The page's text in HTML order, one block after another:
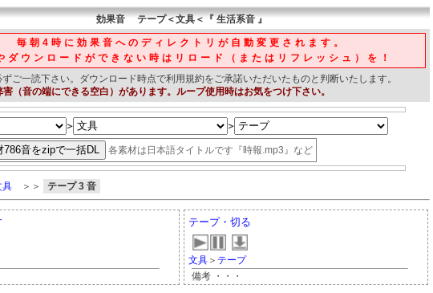
効果音テープ＜文具＜『 生活系音 』
毎朝4時に効果音へのディレクトリが自動変更されます。
ダウンロードができない時はリロード（またはリフレッシュ）を！
ずご一読下さい。 ダウンロード時点で利用規約をご承諾いただいたものと判断いたします。
害（音の端にできる空白）があります。ループ使用時はお気をつけ下さい。
＞ ＞
各素材は日本語タイトルです『時報.mp3』など
具 ＞＞ テープ 3 音
テープ・切る
文具＞ テープ
備考 ・・・